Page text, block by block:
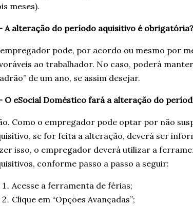
meses).
A alteração do período aquisitivo é
pode, por acordo ou mesmo por
ao trabalhador. No caso, poderá
de um ano, se assim desejar.
O eSocial Doméstico fará a alteração do
Como o empregador pode optar por não
se for feita a alteração, deverá ser
isso, o empregador deverá utilizar a
conforme passo a passo a seguir:
Acesse a ferramenta de férias;
Clique em “Opções Avançadas”;